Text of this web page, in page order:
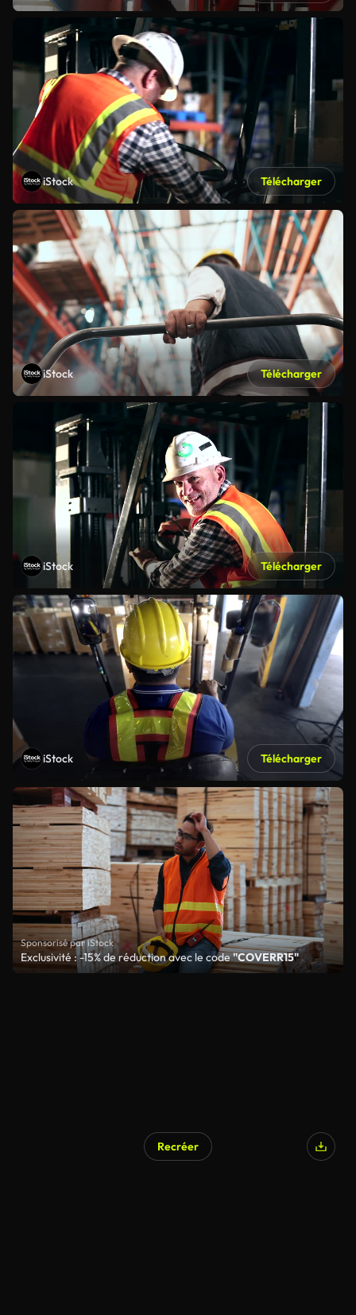
iStock Télécharger
iStock Télécharger
iStock Télécharger
iStock Télécharger
Sponsorisé par iStock
Exclusivité : -15% de réduction avec le code"COVERR15"
Recréer